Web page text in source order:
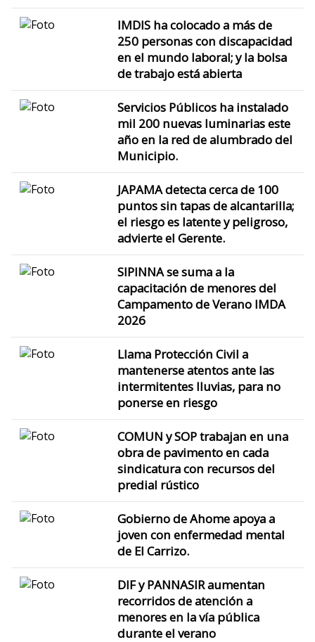
IMDIS ha colocado a más de
250 personas con discapacidad
en el mundo laboral; y la bolsa
de trabajo está abierta
Servicios Públicos ha instalado
mil 200 nuevas luminarias este
año en la red de alumbrado del
Municipio.
JAPAMA detecta cerca de 100
puntos sin tapas de alcantarilla;
el riesgo es latente y peligroso,
advierte el Gerente.
SIPINNA se suma a la
capacitación de menores del
Campamento de Verano IMDA
2026
Llama Protección Civil a
mantenerse atentos ante las
intermitentes lluvias, para no
ponerse en riesgo
COMUN y SOP trabajan en una
obra de pavimento en cada
sindicatura con recursos del
predial rústico
Gobierno de Ahome apoya a
joven con enfermedad mental
de El Carrizo.
DIF y PANNASIR aumentan
recorridos de atención a
menores en la vía pública
durante el verano